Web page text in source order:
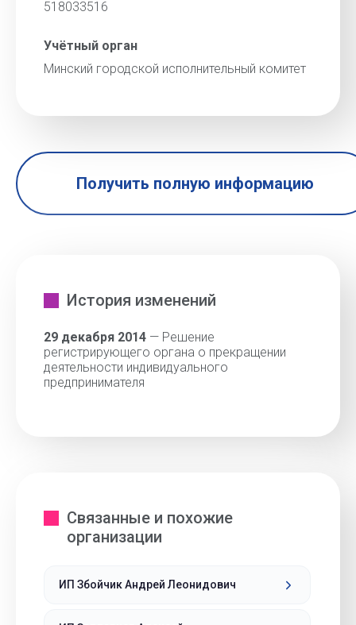
518033516
Учётный орган
Минский городской исполнительный комитет
Получить полную информацию
История изменений
29 декабря 2014 — Решение
регистрирующего органа о прекращении
деятельности индивидуального
предпринимателя
Связанные и похожие
организации
ИП Збойчик Андрей Леонидович